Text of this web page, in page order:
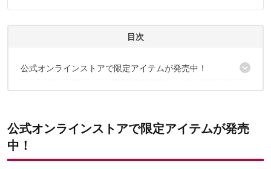
CAMP HACK最速ニュースのプロフィール
目次
公式オンラインストアで限定アイテムが発売中！
公式オンラインストアで限定アイテムが発売
中！